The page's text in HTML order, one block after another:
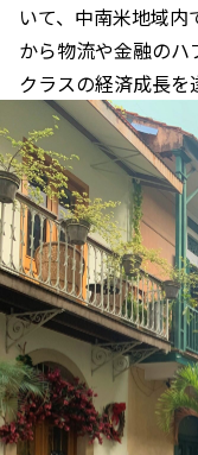
いて、中南米地域
から物流や金融の
クラスの経済成長を